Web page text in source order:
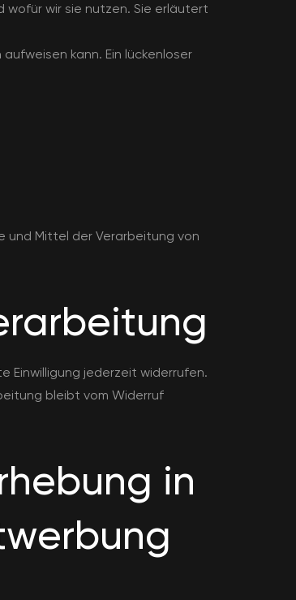
wir sie nutzen. Sie erläutert
kann. Ein lückenloser
und Mittel der Verarbeitung von
Einwilligung jederzeit widerrufen.
bleibt vom Widerruf
in